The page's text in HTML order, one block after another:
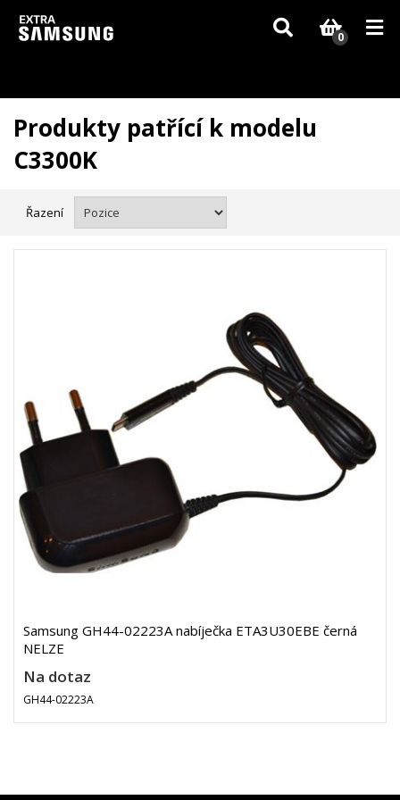
Vzhledem k aktuální situaci se může dodání dílů, které nejsou skladem,
zpozdit. Děkujeme za pochopení.
0
Produkty patřící k modelu
C3300K
Řazení
Samsung GH44-02223A nabíječka ETA3U30EBE černá
NELZE
Na dotaz
GH44-02223A